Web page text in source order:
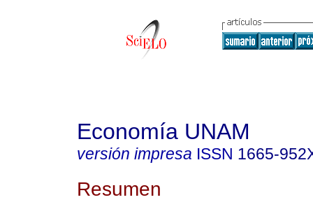
Economía UNAM
versión impresa ISSN 1665-
Resumen